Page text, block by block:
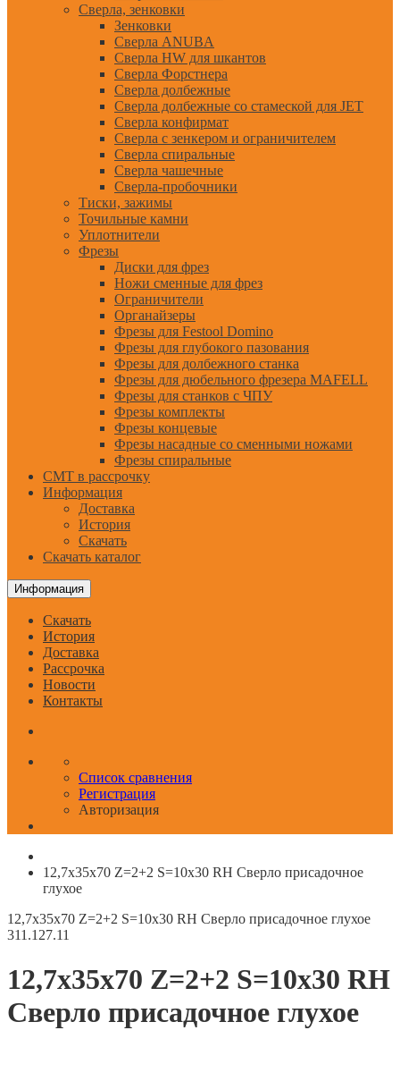
Сверла, зенковки
Зенковки
Сверла ANUBA
Сверла HW для шкантов
Сверла Форстнера
Сверла долбежные
Сверла долбежные со стамеской для JET
Сверла конфирмат
Сверла с зенкером и ограничителем
Сверла спиральные
Сверла чашечные
Сверла-пробочники
Тиски, зажимы
Точильные камни
Уплотнители
Фрезы
Диски для фрез
Ножи сменные для фрез
Ограничители
Органайзеры
Фрезы для Festool Domino
Фрезы для глубокого пазования
Фрезы для долбежного станка
Фрезы для дюбельного фрезера MAFELL
Фрезы для станков с ЧПУ
Фрезы комплекты
Фрезы концевые
Фрезы насадные со сменными ножами
Фрезы спиральные
CMT в рассрочку
Информация
Доставка
История
Скачать
Скачать каталог
Информация
Скачать
История
Доставка
Рассрочка
Новости
Контакты
Список сравнения
Регистрация
Авторизация
12,7x35x70 Z=2+2 S=10x30 RH Сверло присадочное
глухое
12,7x35x70 Z=2+2 S=10x30 RH Сверло присадочное глухое
311.127.11
12,7x35x70 Z=2+2 S=10x30 RH
Сверло присадочное глухое